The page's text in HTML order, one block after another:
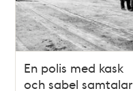
En polis med kask
och sabel samtalar